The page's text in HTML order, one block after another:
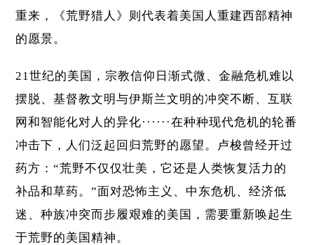
重来，《荒野猎人》则代表着美国人重建西部精神
的愿景。
21世纪的美国，宗教信仰日渐式微、金融危机难以
摆脱、基督教文明与伊斯兰文明的冲突不断、互联
网和智能化对人的异化······在种种现代危机的轮番
冲击下，人们泛起回归荒野的愿望。卢梭曾经开过
药方：“荒野不仅仅壮美，它还是人类恢复活力的
补品和草药。”面对恐怖主义、中东危机、经济低
迷、种族冲突而步履艰难的美国，需要重新唤起生
于荒野的美国精神。